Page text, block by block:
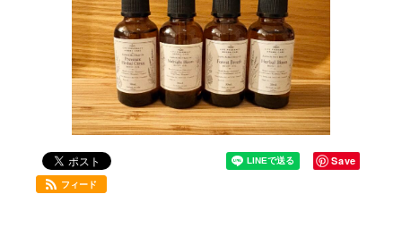
Save
フィード